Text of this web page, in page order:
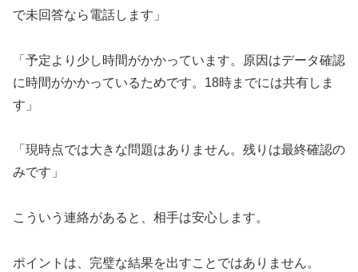
で未回答なら電話します」
「予定より少し時間がかかっています。原因はデータ確認
に時間がかかっているためです。18時までには共有しま
す」
「現時点では大きな問題はありません。残りは最終確認の
みです」
こういう連絡があると、相手は安心します。
ポイントは、完璧な結果を出すことではありません。